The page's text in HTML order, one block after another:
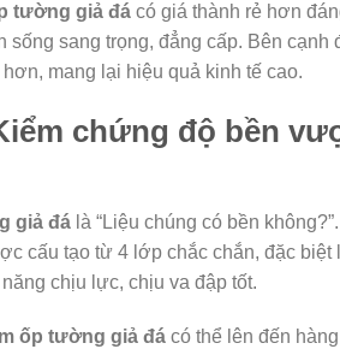
tường giả đácó giá thành rẻ hơn
sang trọng, đẳng cấp. Bên cạnh
mang lại hiệu quả kinh tế cao.
chứng độ bền
giả đá là “Liệu chúng có bền không?”.
cấu tạo từ 4 lớp chắc chắn, đặc biệt
chịu lực, chịu va đập tốt.
ốp tường giả đá có thể lên đến hàng